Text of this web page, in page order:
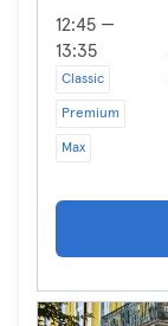
12:45 —
13:35
Classic
Premium
Max